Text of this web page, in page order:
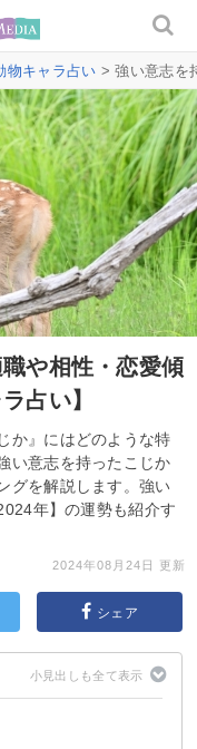
物キャラ占い > 強い意志を
や相性・恋愛傾
占い】
か』にはどのような特
い意志を持ったこじか
グを解説します。強い
年】の運勢も紹介す
2024年08月24日 更新
シェア